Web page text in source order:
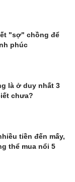
"sợ" chồng để
phúc
là ở duy nhất 3
chưa?
tiền đến mấy,
thể mua nổi 5